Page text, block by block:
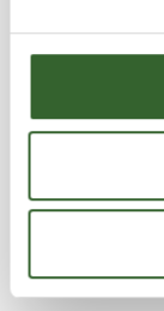
El
cualitativos
determinar
con las
valores